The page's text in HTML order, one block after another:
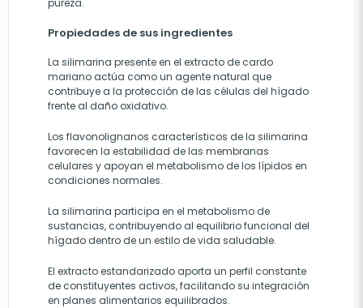
pureza.
Propiedades de sus ingredientes
La silimarina presente en el extracto de cardo
mariano actúa como un agente natural que
contribuye a la protección de las células del hígado
frente al daño oxidativo.
Los flavonolignanos característicos de la silimarina
favorecen la estabilidad de las membranas
celulares y apoyan el metabolismo de los lípidos en
condiciones normales.
La silimarina participa en el metabolismo de
sustancias, contribuyendo al equilibrio funcional del
hígado dentro de un estilo de vida saludable.
El extracto estandarizado aporta un perfil constante
de constituyentes activos, facilitando su integración
en planes alimentarios equilibrados.